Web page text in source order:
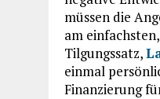
müssen die
am
Tilgungssatz,
einmal
Finanzierung